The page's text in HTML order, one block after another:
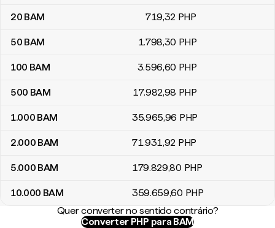
20 BAM 719,32 PHP
50 BAM 1.798,30 PHP
100 BAM 3.596,60 PHP
500 BAM 17.982,98 PHP
1.000 BAM 35.965,96 PHP
2.000 BAM 71.931,92 PHP
5.000 BAM 179.829,80 PHP
10.000 BAM 359.659,60 PHP
Quer converter no sentido contrário?
Converter PHP para BAM